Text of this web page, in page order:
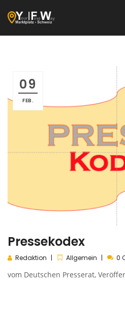
09
FEB.
Pressekodex
Redaktion Allgemein 0
vom Deutschen Presserat,